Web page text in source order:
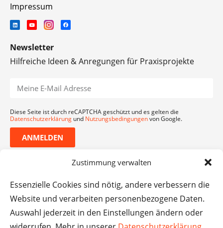
Zustimmung verwalten
Essenzielle Cookies sind nötig, andere verbessern die
Website und verarbeiten personenbezogene Daten.
Auswahl jederzeit in den Einstellungen ändern oder
Impressum
Newsletter
Hilfreiche Ideen & Anregungen für Praxisprojekte
Diese Seite ist durch reCAPTCHA geschützt und es gelten die
Datenschutzerklärung und Nutzungsbedingungenvon Google.
ANMELDEN